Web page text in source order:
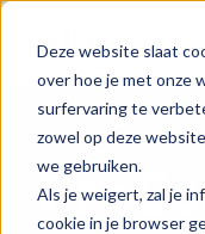
Deze website slaat
over hoe je met onze
surfervaring te
zowel op deze
we gebruiken.
Als je weigert, zal je
cookie in je browser